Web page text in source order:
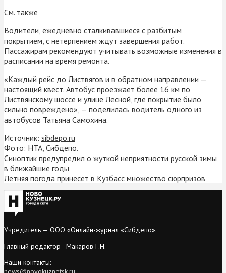
См. также
Водители, ежедневно сталкивавшиеся с разбитым
покрытием, с нетерпением ждут завершения работ.
Пассажирам рекомендуют учитывать возможные изменения в
расписании на время ремонта.
«Каждый рейс до Листвягов и в обратном направлении —
настоящий квест. Автобус проезжает более 16 км по
Листвянскому шоссе и улице Лесной, где покрытие было
сильно повреждено», — поделилась водитель одного из
автобусов Татьяна Самохина.
Источник: sibdepo.ru
Фото: НТА, Сибдепо.
Синоптик предупредил о жуткой неприятности русской зимы
в ближайшие годы
Летняя погода принесет в Кузбасс множество сюрпризов
Учредитель — ООО «Онлайн-журнал «Сибдепо».
Главный редактор - Макаров Г.Н.
Наши контакты: